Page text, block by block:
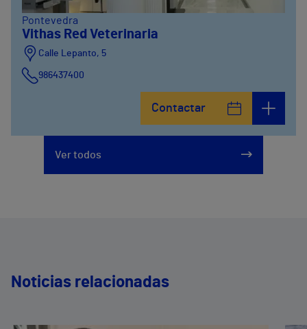
Pontevedra
Vithas Red Veterinaria
Calle Lepanto, 5
986437400
Contactar
Ver todos
Noticias relacionadas